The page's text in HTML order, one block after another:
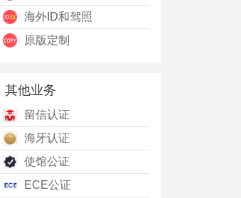
海外ID和驾照
原版定制
其他业务
留信认证
海牙认证
使馆公证
ECE公证